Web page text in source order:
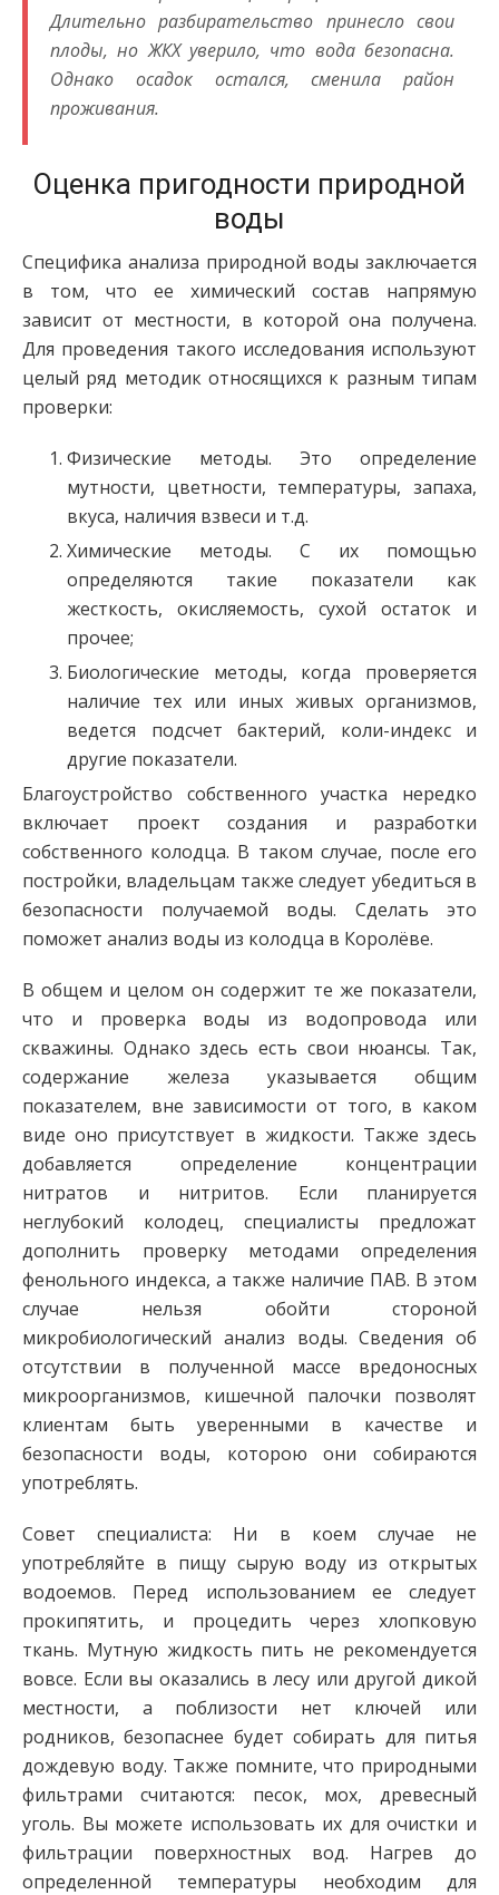
Длительно разбирательство принесло свои
плоды, но ЖКХ уверило, что вода безопасна.
Однако осадок остался, сменила район
проживания.
Оценка пригодности природной
воды
Специфика анализа природной воды заключается
в том, что ее химический состав напрямую
зависит от местности, в которой она получена.
Для проведения такого исследования используют
целый ряд методик относящихся к разным типам
проверки:
Физические методы. Это определение
мутности, цветности, температуры, запаха,
вкуса, наличия взвеси и т.д.
Химические методы. С их помощью
определяются такие показатели как
жесткость, окисляемость, сухой остаток и
прочее;
Биологические методы, когда проверяется
наличие тех или иных живых организмов,
ведется подсчет бактерий, коли-индекс и
другие показатели.
Благоустройство собственного участка нередко
включает проект создания и разработки
собственного колодца. В таком случае, после его
постройки, владельцам также следует убедиться в
безопасности получаемой воды. Сделать это
поможет анализ воды из колодца в Королёве.
В общем и целом он содержит те же показатели,
что и проверка воды из водопровода или
скважины. Однако здесь есть свои нюансы. Так,
содержание железа указывается общим
показателем, вне зависимости от того, в каком
виде оно присутствует в жидкости. Также здесь
добавляется определение концентрации
нитратов и нитритов. Если планируется
неглубокий колодец, специалисты предложат
дополнить проверку методами определения
фенольного индекса, а также наличие ПАВ. В этом
случае нельзя обойти стороной
микробиологический анализ воды. Сведения об
отсутствии в полученной массе вредоносных
микроорганизмов, кишечной палочки позволят
клиентам быть уверенными в качестве и
безопасности воды, которою они собираются
употреблять.
Совет специалиста: Ни в коем случае не
употребляйте в пищу сырую воду из открытых
водоемов. Перед использованием ее следует
прокипятить, и процедить через хлопковую
ткань. Мутную жидкость пить не рекомендуется
вовсе. Если вы оказались в лесу или другой дикой
местности, а поблизости нет ключей или
родников, безопаснее будет собирать для питья
дождевую воду. Также помните, что природными
фильтрами считаются: песок, мох, древесный
уголь. Вы можете использовать их для очистки и
фильтрации поверхностных вод. Нагрев до
определенной температуры необходим для